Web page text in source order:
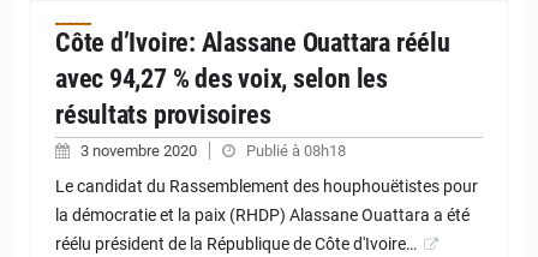
Côte d’Ivoire: Alassane Ouattara réélu
avec 94,27 % des voix, selon les
résultats provisoires
3 novembre 2020 Publié à 08h18
Le candidat du Rassemblement des houphouëtistes pour
la démocratie et la paix (RHDP) Alassane Ouattara a été
réélu président de la République de Côte d'Ivoire…